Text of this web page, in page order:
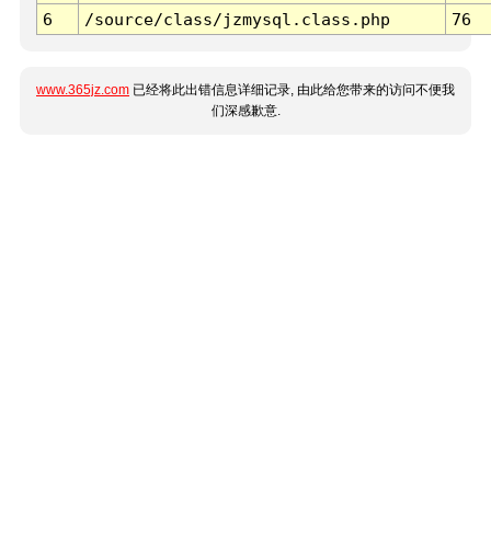
6
/source/class/jzmysql.class.php 76
www.365jz.com 已经将此出错信息详细记录, 由此给您带来的访问不便我
们深感歉意.